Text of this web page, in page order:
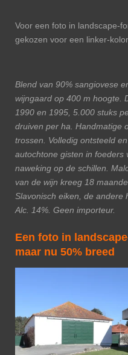
Voor een foto in landscape-
gekozen voor een linker-
Blend van 90% sangiovese
wijngaard op 400 m hoogte.
1990 en 1995, 5.000 stuks
druiven per ha. Handmatige
trossen. Volledig ontsteeld
autochtone gisten in foeders
naweking op de schillen.
van de wijn kreeg 18
Slavonisch eiken, de andere
Alc. 14%. Geen importeur.
Een foto in
maar nu 50% breed